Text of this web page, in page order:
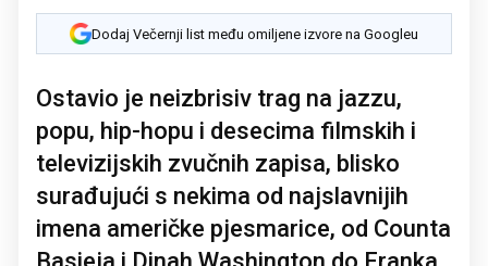
Dodaj Večernji list među omiljene izvore na Googleu
Ostavio je neizbrisiv trag na jazzu,
popu, hip-hopu i desecima filmskih i
televizijskih zvučnih zapisa, blisko
surađujući s nekima od najslavnijih
imena američke pjesmarice, od Counta